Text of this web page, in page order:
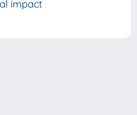
impact